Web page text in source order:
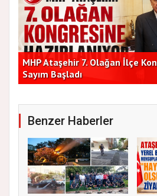
MHP Ataşehir 7. Olağan İlçe
Sayım Başladı
Benzer Haberler